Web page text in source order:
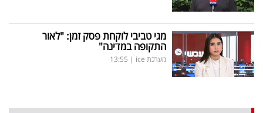
מגי טביבי לוקחת פסק זמן: "לאור
התקופה במדינה"
מערכת ice |
13:55